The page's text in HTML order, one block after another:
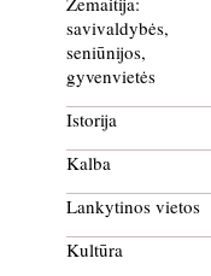
savivaldybės,
seniūnijos,
gyvenvietės
Istorija
Kalba
Lankytinos vietos
Kultūra